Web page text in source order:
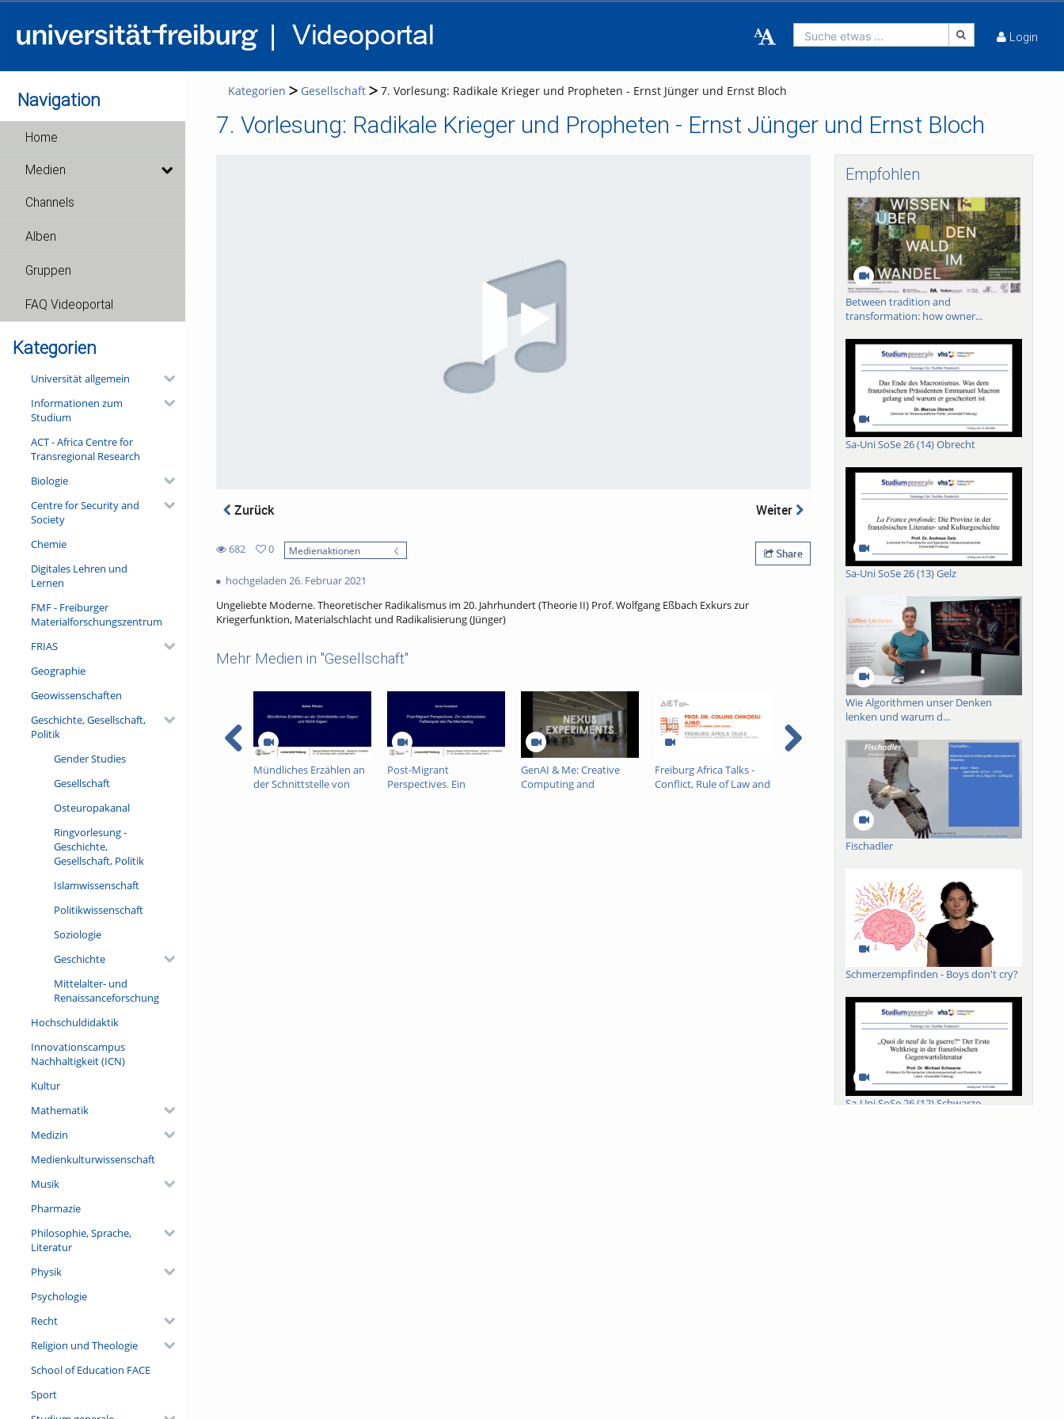
Suche etwas ... Login
Navigation
Home
Medien
Channels
Alben
Gruppen
FAQ Videoportal
Kategorien
Universität allgemein
Informationen zum
Studium
ACT - Africa Centre for
Transregional Research
Biologie
Centre for Security and
Society
Chemie
Digitales Lehren und
Lernen
FMF - Freiburger
Materialforschungszentrum
FRIAS
Geographie
Geowissenschaften
Geschichte, Gesellschaft,
Politik
Gender Studies
Gesellschaft
Osteuropakanal
Ringvorlesung -
Geschichte,
Gesellschaft, Politik
Islamwissenschaft
Politikwissenschaft
Soziologie
Geschichte
Mittelalter- und
Renaissanceforschung
Hochschuldidaktik
Innovationscampus
Nachhaltigkeit (ICN)
Kultur
Mathematik
Medizin
Medienkulturwissenschaft
Musik
Pharmazie
Philosophie, Sprache,
Literatur
Physik
Psychologie
Recht
Religion und Theologie
School of Education FACE
Sport
Kategorien Gesellschaft 7. Vorlesung: Radikale Krieger und Propheten - Ernst Jünger und Ernst Bloch
7. Vorlesung: Radikale Krieger und Propheten - Ernst Jünger und Ernst Bloch
Zurück Weiter
682
views
0
favorites
Medienaktionen
Share
hochgeladen 26. Februar 2021
Ungeliebte Moderne. Theoretischer Radikalismus im 20. Jahrhundert (Theorie II) Prof. Wolfgang Eßbach Exkurs zur
Kriegerfunktion, Materialschlacht und Radikalisierung (Jünger)
Mehr Medien in "Gesellschaft"
Mündliches Erzählen an
der Schnittstelle von
Post-Migrant
Perspectives. Ein
GenAI & Me: Creative
Computing and
Freiburg Africa Talks -
Conflict, Rule of Law and
Geraubte Würde? Eine
immersive Annäherung
ACT in Video -
Empfohlen
Between tradition and
transformation: how owner...
Sa-Uni SoSe 26 (14) Obrecht
Sa-Uni SoSe 26 (13) Gelz
Wie Algorithmen unser Denken
lenken und warum d...
Fischadler
Schmerzempfinden - Boys don't cry?
Sa-Uni SoSe 26 (12) Schwarze